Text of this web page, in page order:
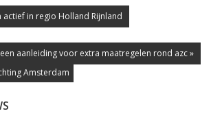
Den Haag
Amsterdam
in regio Holland Rijnland
aanleiding voor extra maatregelen rond azc »